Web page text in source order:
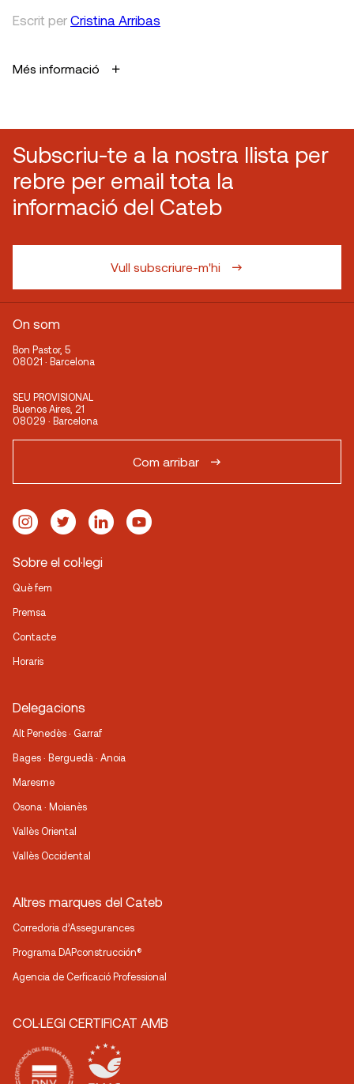
Escrit per Cristina Arribas
Més informació
Subscriu-te a la nostra llista per
rebre per email tota la
informació del Cateb
Vull subscriure-m'hi
On som
Bon Pastor, 5
08021 · Barcelona
SEU PROVISIONAL
Buenos Aires, 21
08029 · Barcelona
Com arribar
Sobre el col·legi
Què fem
Premsa
Contacte
Horaris
Delegacions
Alt Penedès · Garraf
Bages · Berguedà · Anoia
Maresme
Osona · Moianès
Vallès Oriental
Vallès Occidental
Altres marques del Cateb
Corredoria d’Assegurances
Programa DAPconstrucción®
Agencia de Cerficació Professional
COL·LEGI CERTIFICAT AMB